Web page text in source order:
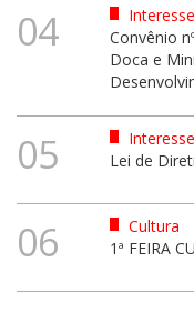
04
Convênio
Doca e
05
Lei de
06
Cultura
1ª FEIRA